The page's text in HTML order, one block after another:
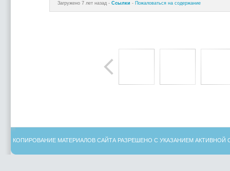
Загружено 7 лет назад - Ссылки - Пожаловаться на содержание
КОПИРОВАНИЕ МАТЕРИАЛОВ САЙТА РАЗРЕШЕНО С УКАЗАНИЕМ АКТИВНОЙ